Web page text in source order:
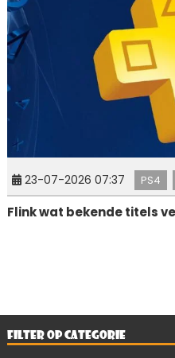
23-07-2026 07:37 PS4
Flink wat bekende titels
FILTER OP CATEGORIE